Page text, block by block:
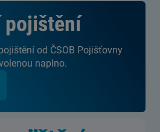
pojištění
od ČSOB Pojišťovny
naplno.